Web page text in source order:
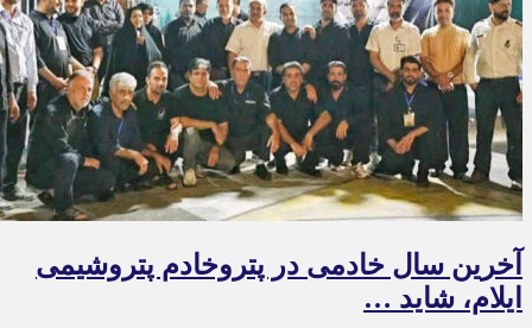
آخرین سال خادمی در پتروخادم پتروشیمی
ایلام، شاید …